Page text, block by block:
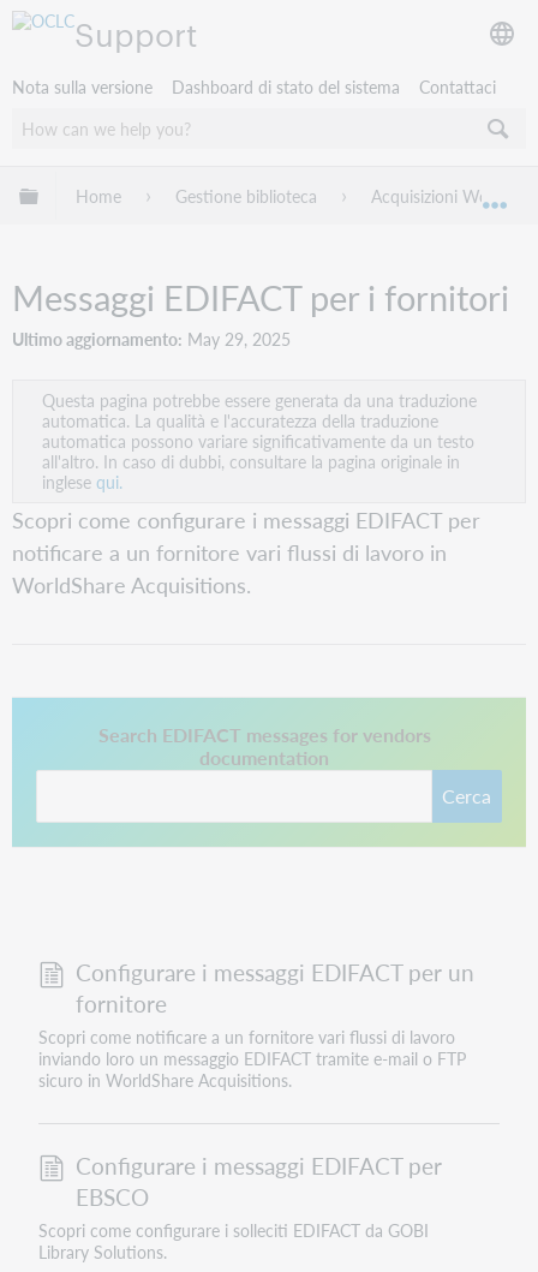
Support
Nota sulla versione Dashboard di stato del sistema Contattaci
Espandi/comprimi la gerarchia globale
Home Gestione biblioteca Acquisizioni
Messaggi EDIFACT per i fornitori
Ultimo aggiornamento May 29, 2025
Questa pagina potrebbe essere generata da una traduzione
automatica. La qualità e l'accuratezza della traduzione
automatica possono variare significativamente da un testo
all'altro. In caso di dubbi, consultare la pagina originale in
inglesequi.
Scopri come configurare i messaggi EDIFACT per
notificare a un fornitore vari flussi di lavoro in
WorldShare Acquisitions.
Search EDIFACT messages for vendors
documentation
Cerca
Questo collegamento si apre in una nuova scheda.
Configurare i messaggi EDIFACT per un
fornitore
Scopri come notificare a un fornitore vari flussi di lavoro
inviando loro un messaggio EDIFACT tramite e-mail o FTP
sicuro in WorldShare Acquisitions.
Configurare i messaggi EDIFACT per
EBSCO
Scopri come configurare i solleciti EDIFACT da GOBI
Library Solutions.